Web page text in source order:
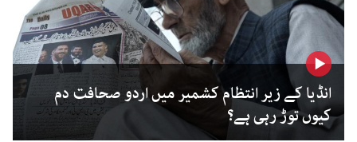
انڈیا کے زیر انتظام کشمیر میں اردو صحافت دم
کیوں توڑ رہی ہے؟